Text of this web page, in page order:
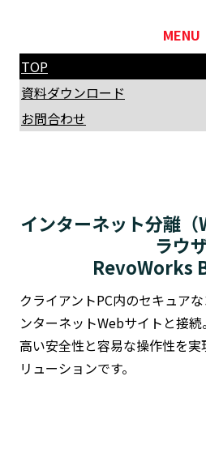
MENU
TOP
資料ダウンロード
お問合わせ
インターネット分離
ラウ
RevoWorks
クライアントPC内のセキュア
ンターネットWebサイトと接続。
高い安全性と容易な操作性を
リューションです。